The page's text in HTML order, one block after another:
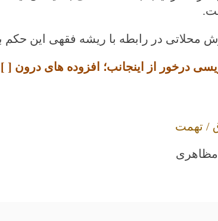
محلاتی در رابطه با ریشه فقهی‌ این حکم
درخور از اینجانب؛ افزوده های
/ تهمت
مظاهری